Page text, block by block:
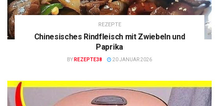
REZEPTE
Chinesisches Rindfleisch mit Zwiebeln und
Paprika
BY REZEPTE38 20 JANUAR 2026